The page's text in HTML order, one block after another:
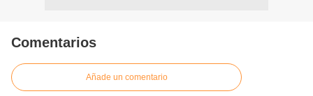
Comentarios
Añade un comentario